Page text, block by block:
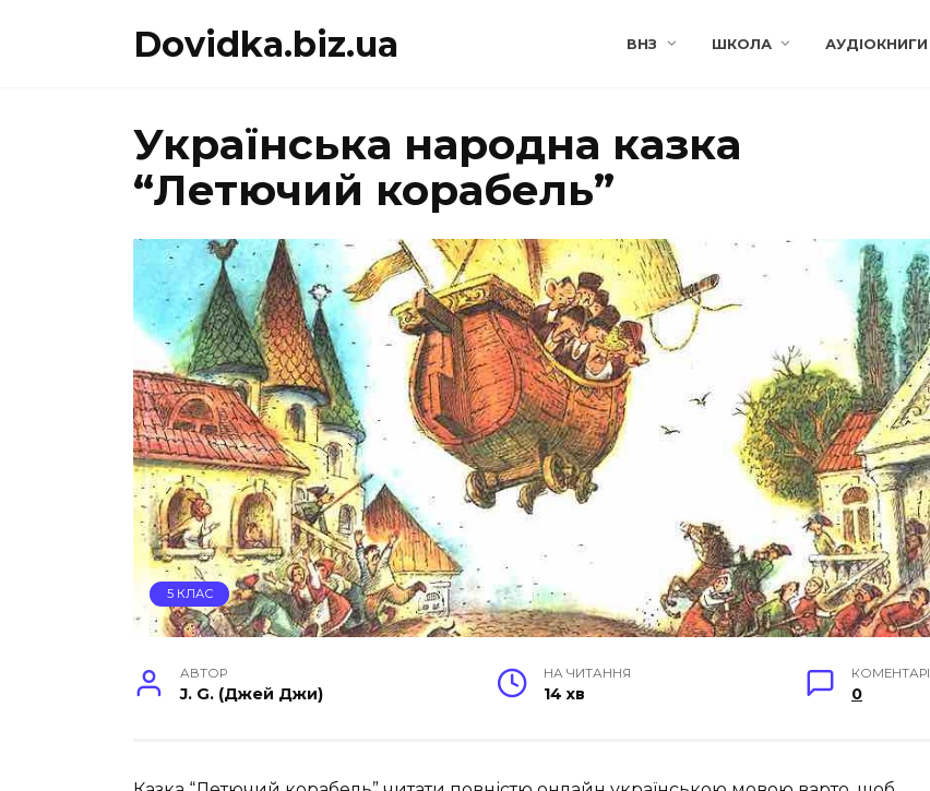
Dovidka.biz.ua ВНЗ ШКОЛА АУДІОКНИГИ
Українська народна казка
“Летючий корабель”
5 КЛАС
АВТОР
J. G. (Джей Джи)
НА ЧИТАННЯ
14 хв
КОМЕНТАРІ
0